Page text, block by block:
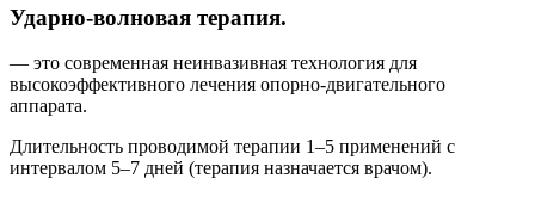
Ударно-волновая терапия.
— это современная неинвазивная технология для
высокоэффективного лечения опорно-двигательного
аппарата.
Длительность проводимой терапии 1–5 применений с
интервалом 5–7 дней (терапия назначается врачом).